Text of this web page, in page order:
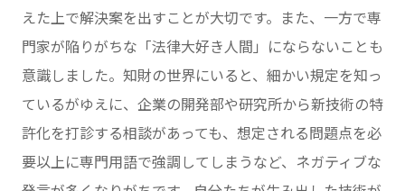
えた上で解決案を出すことが大切です。また、一方で専
門家が陥りがちな「法律大好き人間」にならないことも
意識しました。知財の世界にいると、細かい規定を知っ
ているがゆえに、企業の開発部や研究所から新技術の特
許化を打診する相談があっても、想定される問題点を必
要以上に専門用語で強調してしまうなど、ネガティブな